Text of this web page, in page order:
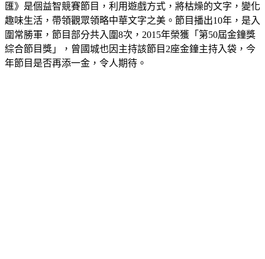
匯》是個益智競賽節目，利用遊戲方式，將枯燥的文字，變化
趣味生活，帶領觀眾領略中華文字之美。節目播出10年，是入
圍常勝軍，節目部分共入圍8次，2015年榮獲「第50屆金鐘獎
綜合節目獎」，曾國城也因主持該節目2座金鐘主持入袋，今
年節目是否再添一金，令人期待。